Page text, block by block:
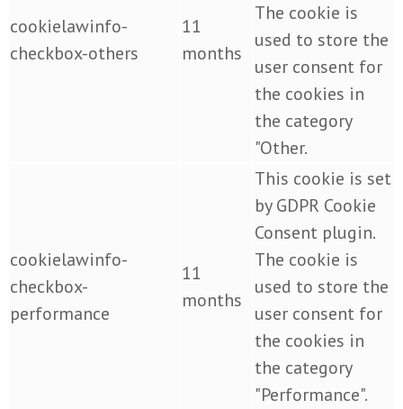
cookielawinfo-
checkbox-others
11
months
The cookie is
used to store the
user consent for
the cookies in
the category
"Other.
cookielawinfo-
checkbox-
performance
11
months
This cookie is set
by GDPR Cookie
Consent plugin.
The cookie is
used to store the
user consent for
the cookies in
the category
"Performance".